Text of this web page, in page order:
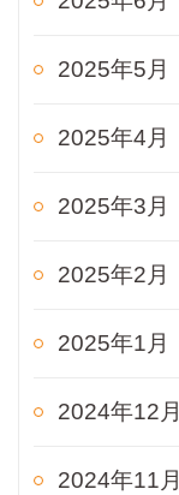
2025年5月
2025年4月
2025年3月
2025年2月
2025年1月
2024年12月
2024年11月